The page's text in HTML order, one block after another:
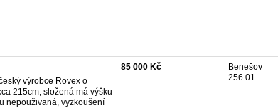
výrobce Rovex o
215cm, složená má výšku
nepouživaná, vyzkoušení
85 000 Kč
Benešov
256 01